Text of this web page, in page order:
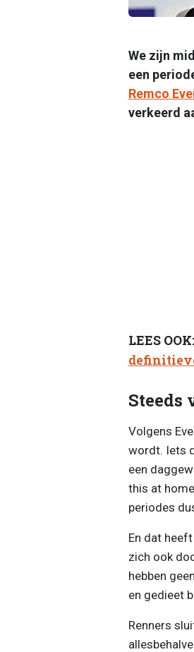
We zijn
een
Remco
verkeerd
LEES OOK:
Steeds
Volgens
wordt. Iets
een
this at
periodes
En dat
zich ook
hebben
en gedieet
Renners